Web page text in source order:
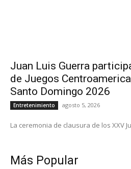
Juan Luis Guerra
de Juegos
Santo Domingo 2026
Entretenimiento agosto 5, 2026
La ceremonia de clausura de los XXV
Más Popular